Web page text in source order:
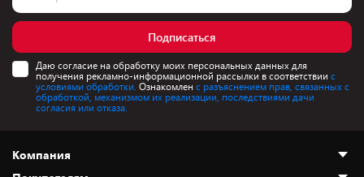
Подписаться
Даю согласие на обработку моих персональных данных для
получения рекламно-информационной рассылки в соответствии с
условиями обработки. Ознакомлен с разъяснением прав, связанных с
обработкой, механизмом их реализации, последствиями дачи
согласия или отказа.
Компания